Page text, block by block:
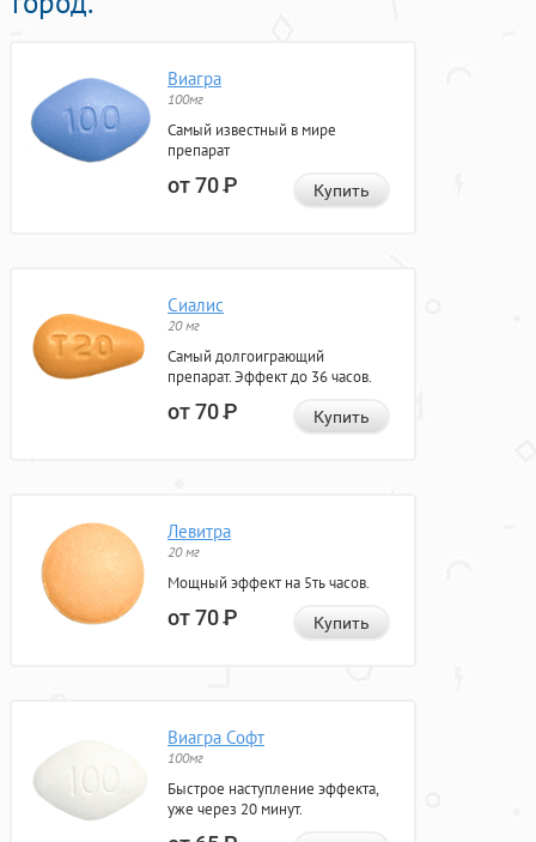
Виагра
100мг
Самый известный в мире
препарат
от 70Р Купить
Сиалис
20 мг
Самый долгоиграющий
препарат. Эффект до 36 часов.
от 70Р Купить
Левитра
20 мг
Мощный эффект на 5ть часов.
от 70Р Купить
Виагра Софт
100мг
Быстрое наступление эффекта,
уже через 20 минут.